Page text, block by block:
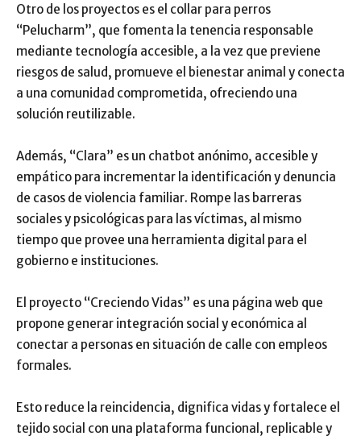
Otro de los proyectos es el collar para perros
“Pelucharm”, que fomenta la tenencia responsable
mediante tecnología accesible, a la vez que previene
riesgos de salud, promueve el bienestar animal y conecta
a una comunidad comprometida, ofreciendo una
solución reutilizable.
Además, “Clara” es un chatbot anónimo, accesible y
empático para incrementar la identificación y denuncia
de casos de violencia familiar. Rompe las barreras
sociales y psicológicas para las víctimas, al mismo
tiempo que provee una herramienta digital para el
gobierno e instituciones.
El proyecto “Creciendo Vidas” es una página web que
propone generar integración social y económica al
conectar a personas en situación de calle con empleos
formales.
Esto reduce la reincidencia, dignifica vidas y fortalece el
tejido social con una plataforma funcional, replicable y